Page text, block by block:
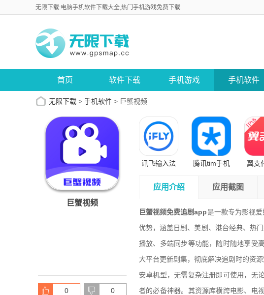
无限下载:电脑手机软件下载大全,热门手机游戏免费下载
首页 软件下载 手机游戏 手机软件
无限下载 > 手机软件 > 巨蟹视频
巨蟹视频
0 0
讯飞输入法
腾讯tim手机
翼支
应用介绍 应用截图
巨蟹视频免费追剧app是一款专为影视
优势，涵盖日剧、美剧、港台经典、热
播放、多端同步等功能，随时随地享受
大平台更新剧集，彻底解决追剧时的资
安卓机型，无需复杂注册即可使用，无
者的必备神器。其资源库横跨电影、电